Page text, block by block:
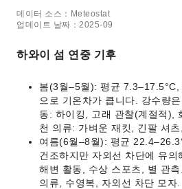
데이터 소스：Meteostat
업데이트 날짜：2025-09
하와이 섬 연중 기후
봄(3월–5월): 평균 7.3–17.5°C,
으로 기온차가 큽니다. 강수량
동: 하이킹, 고래 관찰(계절적),
천 의류: 가벼운 재킷, 긴팔 셔츠
여름(6월–8월): 평균
건조하지만 자외선 차단에 유
해변 활동, 수상 스포츠, 별 관
의류, 수영복, 자외선 차단 모자.